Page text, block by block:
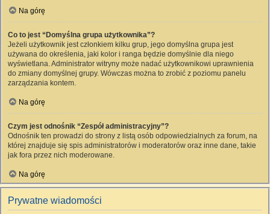
Na górę
Co to jest “Domyślna grupa użytkownika”?
Jeżeli użytkownik jest członkiem kilku grup, jego domyślna grupa jest
używana do określenia, jaki kolor i ranga będzie domyślnie dla niego
wyświetlana. Administrator witryny może nadać użytkownikowi uprawnienia
do zmiany domyślnej grupy. Wówczas można to zrobić z poziomu panelu
zarządzania kontem.
Na górę
Czym jest odnośnik “Zespół administracyjny”?
Odnośnik ten prowadzi do strony z listą osób odpowiedzialnych za forum, na
której znajduje się spis administratorów i moderatorów oraz inne dane, takie
jak fora przez nich moderowane.
Na górę
Prywatne wiadomości